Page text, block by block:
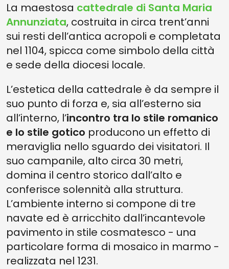
La maestosa cattedrale di Santa Maria
Annunziata, costruita in circa trent’anni
sui resti dell’antica acropoli e completata
nel 1104, spicca come simbolo della città
e sede della diocesi locale.
L’estetica della cattedrale è da sempre il
suo punto di forza e, sia all’esterno sia
all’interno, l’incontro tra lo stile romanico
e lo stile gotico producono un effetto di
meraviglia nello sguardo dei visitatori. Il
suo campanile, alto circa 30 metri,
domina il centro storico dall’alto e
conferisce solennità alla struttura.
L’ambiente interno si compone di tre
navate ed è arricchito dall’incantevole
pavimento in stile cosmatesco - una
particolare forma di mosaico in marmo -
realizzata nel 1231.